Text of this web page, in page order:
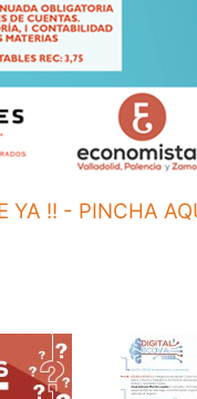
YA !! - PINCHA